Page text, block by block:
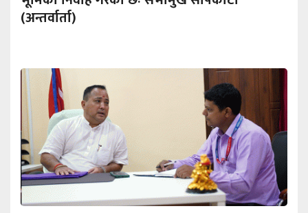
(अन्तर्वार्ता)